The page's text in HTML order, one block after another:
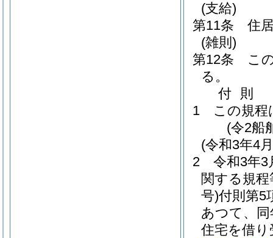
(支給)
第11条
住
(雑則)
第12条
こ
る。
付 則
1
この規程
(令2船
(令和3年4
2
令和3年3
関する規
号)付則第5
あつて、
住宅を借